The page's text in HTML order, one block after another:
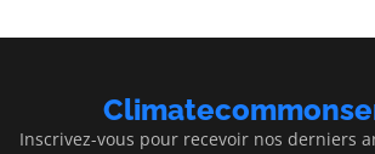
Inscrivez-vous pour recevoir nos derniers